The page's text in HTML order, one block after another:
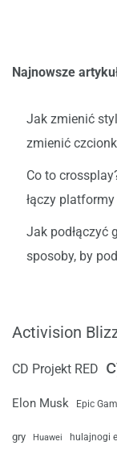
Najnowsze
Jak zmienić
zmienić
Co to
łączy platformy
Jak podłączyć
sposoby, by
Activision
CD Projekt RED
Elon Musk Epic
gry Huawei hulajnogi